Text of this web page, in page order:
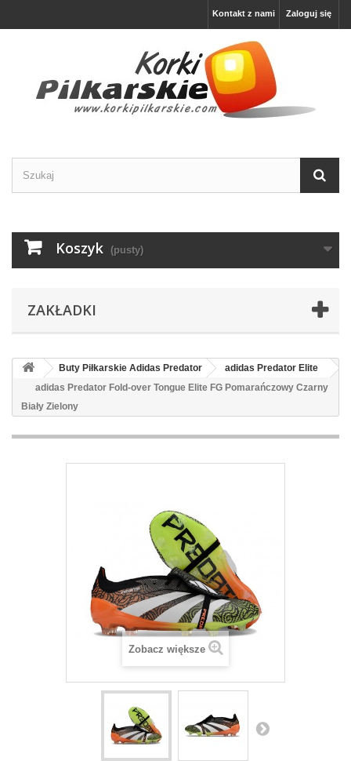
Zaloguj się
Kontakt z nami
Koszyk (pusty)
ZAKŁADKI
Buty Piłkarskie Adidas Predator
adidas Predator Elite
adidas Predator Fold-over Tongue Elite FG Pomarańczowy Czarny
Biały Zielony
Zobacz większe